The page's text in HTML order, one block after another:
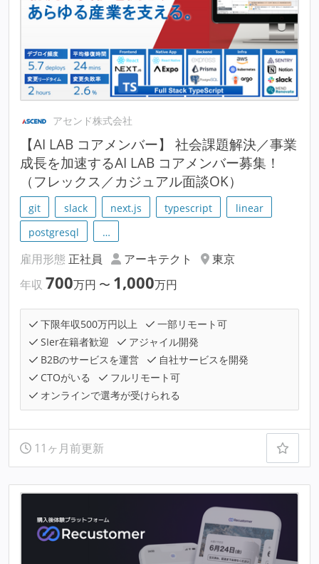
アセンド株式会社
【AI LAB コアメンバー】 社会課題解決／事業
成長を加速するAI LAB コアメンバー募集！
（フレックス／カジュアル面談OK）
git slack next.js typescript
linear
postgresql
…
雇用形態 正社員 アーキテクト
東京
年収 700万円 〜 1,000万円
下限年収500万円以上
一部リモート可
SIer在籍者歓迎
アジャイル開発
B2Bのサービスを運営
自社サービスを開発
CTOがいる
フルリモート可
オンラインで選考が受けられる
11ヶ月前更新